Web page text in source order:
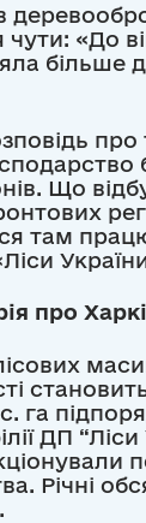
чути: «До
більше
про
Що
там
про
га
ДП “Ліси
Річні